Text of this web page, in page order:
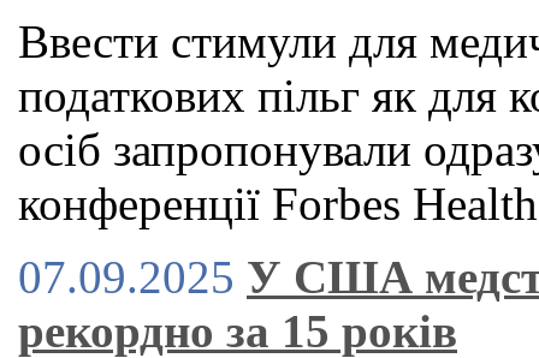
Ввести стимули для
податкових пільг як для
осіб запропонували
конференції Forbes
07.09.2025 У США
рекордно за 15 років